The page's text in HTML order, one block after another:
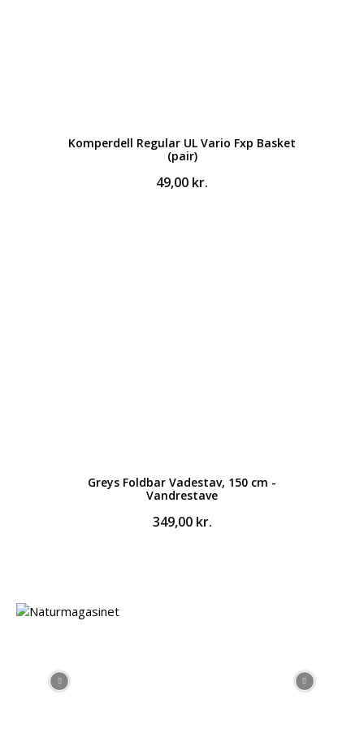
Komperdell Regular UL Vario Fxp Basket
(pair)
49,00 kr.
Greys Foldbar Vadestav, 150 cm -
Vandrestave
349,00 kr.